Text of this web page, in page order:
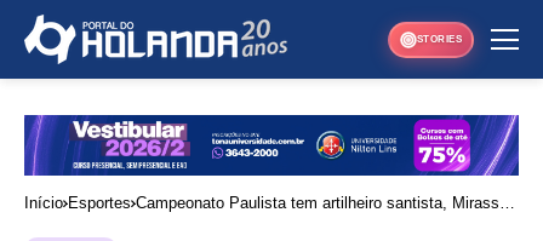
STORIES
Início Esportes Campeonato Paulista tem artilheiro santista, Mirassol